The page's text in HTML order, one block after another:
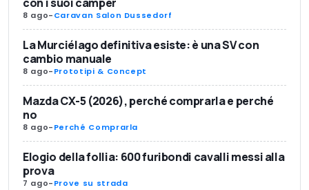
8 ago-Caravan Salon Dussedorf
La Murciélago definitiva esiste: è una SV con
cambio manuale
8 ago-Prototipi & Concept
Mazda CX-5 (2026), perché comprarla e perché
no
8 ago-Perché Comprarla
Elogio della follia: 600 furibondi cavalli messi alla
prova
7 ago-Prove su strada